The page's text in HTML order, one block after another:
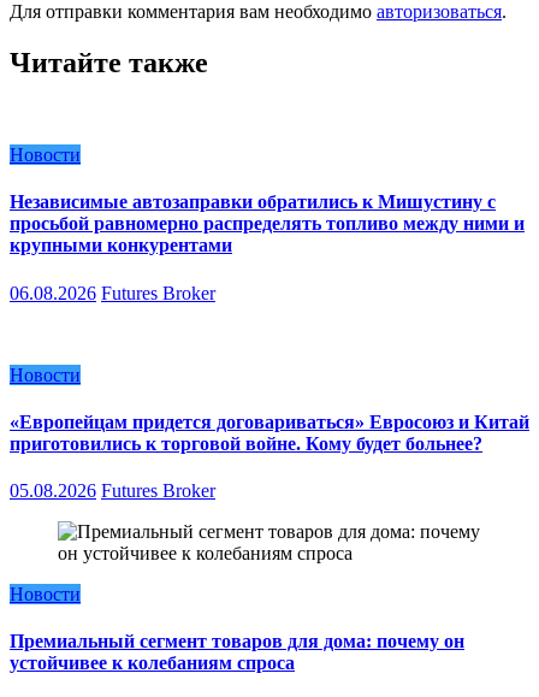
Для отправки комментария вам необходимо авторизоваться.
Читайте также
Новости
Независимые автозаправки обратились к Мишустину с
просьбой равномерно распределять топливо между ними и
крупными конкурентами
06.08.2026 Futures Broker
Новости
«Европейцам придется договариваться» Евросоюз и Китай
приготовились к торговой войне. Кому будет больнее?
05.08.2026 Futures Broker
Новости
Премиальный сегмент товаров для дома: почему он
устойчивее к колебаниям спроса